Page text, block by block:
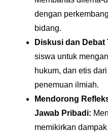
dengan
bidang.
Diskusi dan Debat
siswa untuk
hukum, dan etis
penemuan ilmiah.
Mendorong
Jawab Pribadi:
memikirkan